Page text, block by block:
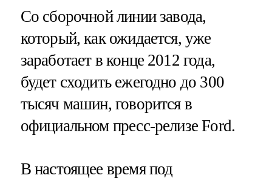
Со сборочной линии завода,
который, как ожидается, уже
заработает в конце 2012 года,
будет сходить ежегодно до 300
тысяч машин, говорится в
официальном пресс-релизе Ford.
В настоящее время под